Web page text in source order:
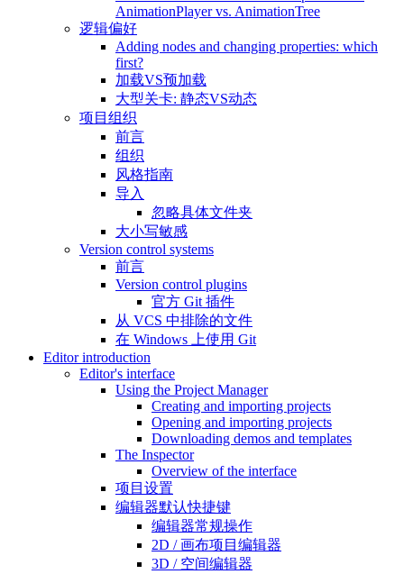
AnimationPlayer vs. AnimationTree
逻辑偏好
Adding nodes and changing properties: which
first?
加载VS预加载
大型关卡: 静态VS动态
项目组织
前言
组织
风格指南
导入
忽略具体文件夹
大小写敏感
Version control systems
前言
Version control plugins
官方 Git 插件
从 VCS 中排除的文件
在 Windows 上使用 Git
Editor introduction
Editor's interface
Using the Project Manager
Creating and importing projects
Opening and importing projects
Downloading demos and templates
The Inspector
Overview of the interface
项目设置
编辑器默认快捷键
编辑器常规操作
2D / 画布项目编辑器
3D / 空间编辑器